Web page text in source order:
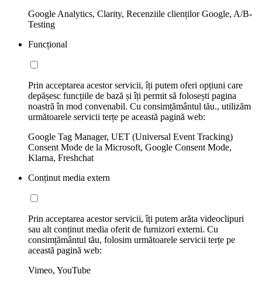
Google Analytics, Clarity, Recenziile clienților Google, A/B-
Testing
Funcțional
Prin acceptarea acestor servicii, îți putem oferi opțiuni care
depășesc funcțiile de bază și îți permit să folosești pagina
noastră în mod convenabil. Cu consimțământul tău., utilizăm
următoarele servicii terțe pe această pagină web:
Google Tag Manager, UET (Universal Event Tracking)
Consent Mode de la Microsoft, Google Consent Mode,
Klarna, Freshchat
Conținut media extern
Prin acceptarea acestor servicii, îți putem arăta videoclipuri
sau alt conținut media oferit de furnizori externi. Cu
consimțământul tău, folosim următoarele servicii terțe pe
această pagină web:
Vimeo, YouTube